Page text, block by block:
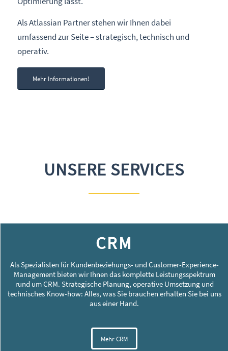
Als Atlassian Partner stehen wir Ihnen dabei
umfassend zur Seite – strategisch, technisch und
operativ.
Mehr Informationen!
UNSERE SERVICES
CRM
Als Spezialisten für Kundenbeziehungs- und Customer-Experience-
Management bieten wir Ihnen das komplette Leistungsspektrum
rund um CRM. Strategische Planung, operative Umsetzung und
technisches Know-how: Alles, was Sie brauchen erhalten Sie bei uns
aus einer Hand.
Mehr CRM